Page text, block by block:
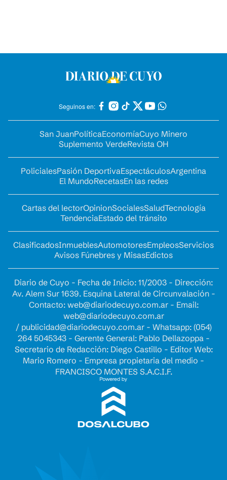
Seguinos en:
San JuanPolíticaEconomíaCuyo Minero
Suplemento VerdeRevista OH
PolicialesPasión DeportivaEspectáculosArgentina
El MundoRecetasEn las redes
Cartas del lectorOpinionSocialesSaludTecnología
TendenciaEstado del tránsito
ClasificadosInmueblesAutomotoresEmpleosServicios
Avisos Fúnebres y MisasEdictos
Diario de Cuyo - Fecha de Inicio: 11/2003 - Dirección:
Av. Alem Sur 1639. Esquina Lateral de Circunvalación -
Contacto: web@diariodecuyo.com.ar- Email:
web@diariodecuyo.com.ar
/ publicidad@diariodecuyo.com.ar- Whatsapp: (054)
264 5045343 - Gerente General: Pablo Dellazoppa -
Secretario de Redacción: Diego Castillo - Editor Web:
Mario Romero - Empresa propietaria del medio -
FRANCISCO MONTES S.A.C.I.F.